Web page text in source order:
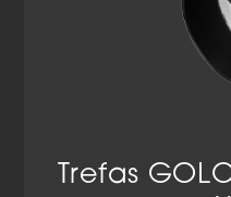
Trefas
Alle akzeptieren
Datenschutzeinstellungen
erforderlich.